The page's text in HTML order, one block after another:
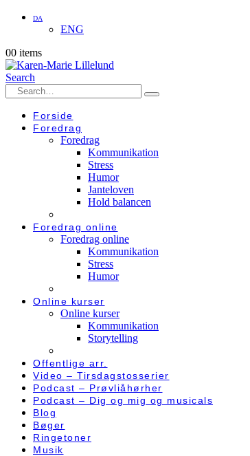
DA
ENG
00 items
Search
Forside
Foredrag
Foredrag
Kommunikation
Stress
Humor
Janteloven
Hold balancen
Foredrag online
Foredrag online
Kommunikation
Stress
Humor
Online kurser
Online kurser
Kommunikation
Storytelling
Offentlige arr.
Video – Tirsdagstosserier
Podcast – Prøvliåhørher
Podcast – Dig og mig og musicals
Blog
Bøger
Ringetoner
Musik